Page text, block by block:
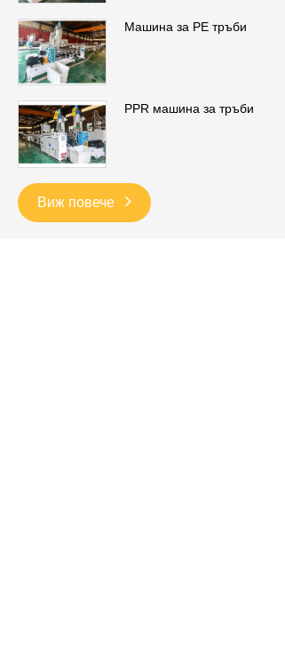
Машина за PE тръби
PPR машина за тръби
Виж повече